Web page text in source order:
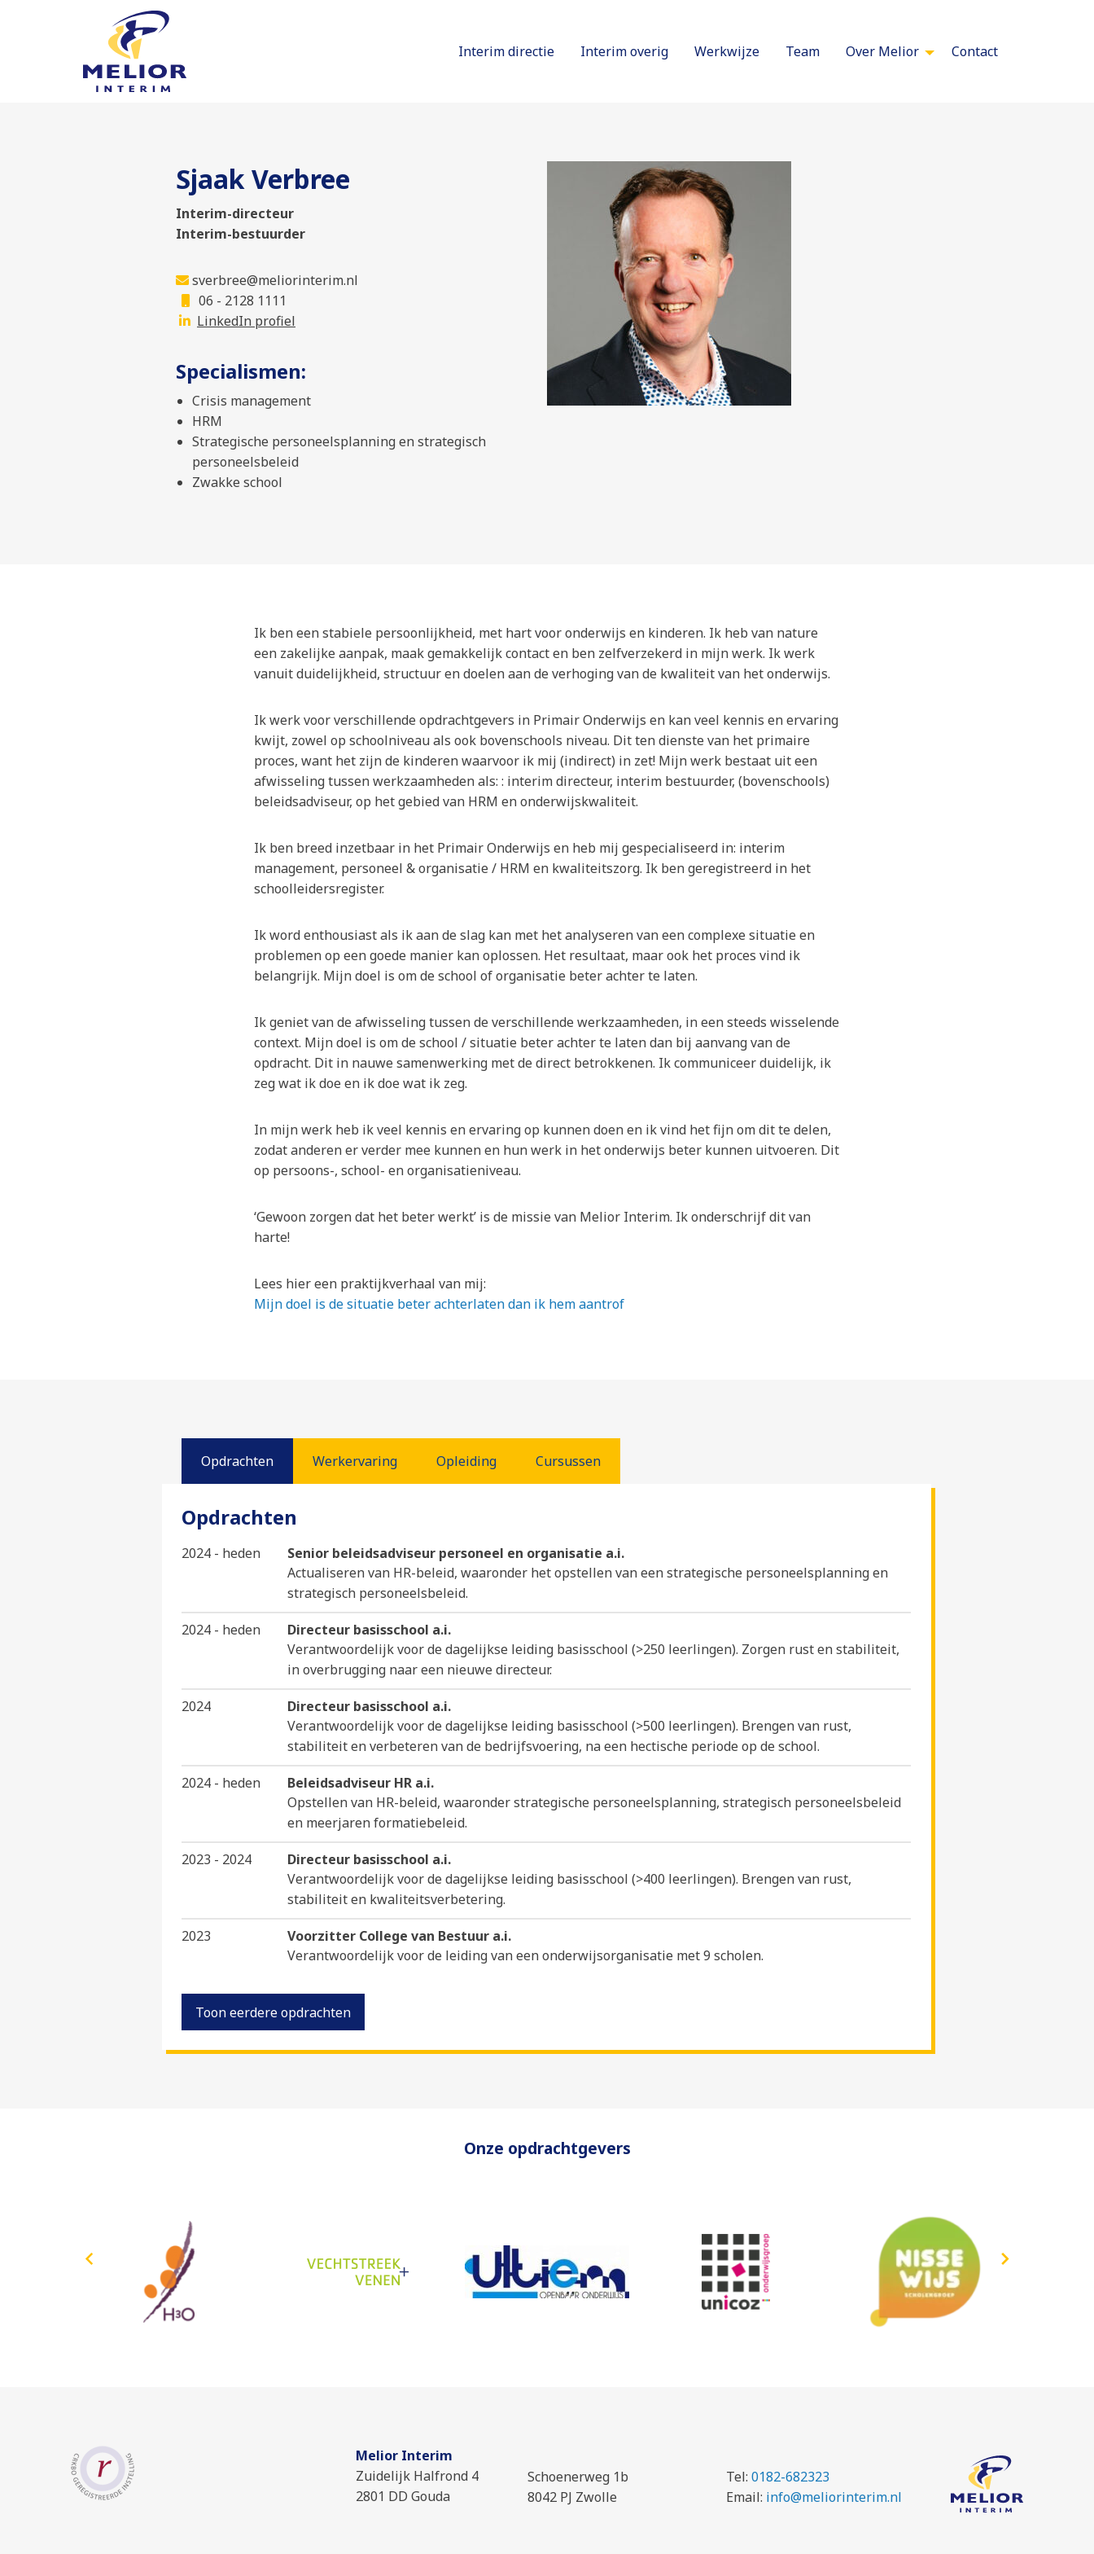
Interim directie Interim overig Werkwijze Team Over Melior Contact
Sjaak Verbree
Interim-directeur
Interim-bestuurder
sverbree@meliorinterim.nl
06 - 2128 1111
LinkedIn profiel
Specialismen:
Crisis management
HRM
Strategische personeelsplanning en strategisch
personeelsbeleid
Zwakke school
Ik ben een stabiele persoonlijkheid, met hart voor onderwijs en kinderen. Ik heb van nature
een zakelijke aanpak, maak gemakkelijk contact en ben zelfverzekerd in mijn werk. Ik werk
vanuit duidelijkheid, structuur en doelen aan de verhoging van de kwaliteit van het onderwijs.
Ik werk voor verschillende opdrachtgevers in Primair Onderwijs en kan veel kennis en ervaring
kwijt, zowel op schoolniveau als ook bovenschools niveau. Dit ten dienste van het primaire
proces, want het zijn de kinderen waarvoor ik mij (indirect) in zet! Mijn werk bestaat uit een
afwisseling tussen werkzaamheden als: : interim directeur, interim bestuurder, (bovenschools)
beleidsadviseur, op het gebied van HRM en onderwijskwaliteit.
Ik ben breed inzetbaar in het Primair Onderwijs en heb mij gespecialiseerd in: interim
management, personeel & organisatie / HRM en kwaliteitszorg. Ik ben geregistreerd in het
schoolleidersregister.
Ik word enthousiast als ik aan de slag kan met het analyseren van een complexe situatie en
problemen op een goede manier kan oplossen. Het resultaat, maar ook het proces vind ik
belangrijk. Mijn doel is om de school of organisatie beter achter te laten.
Ik geniet van de afwisseling tussen de verschillende werkzaamheden, in een steeds wisselende
context. Mijn doel is om de school / situatie beter achter te laten dan bij aanvang van de
opdracht. Dit in nauwe samenwerking met de direct betrokkenen. Ik communiceer duidelijk, ik
zeg wat ik doe en ik doe wat ik zeg.
In mijn werk heb ik veel kennis en ervaring op kunnen doen en ik vind het fijn om dit te delen,
zodat anderen er verder mee kunnen en hun werk in het onderwijs beter kunnen uitvoeren. Dit
op persoons-, school- en organisatieniveau.
‘Gewoon zorgen dat het beter werkt’ is de missie van Melior Interim. Ik onderschrijf dit van
harte!
Lees hier een praktijkverhaal van mij:
Mijn doel is de situatie beter achterlaten dan ik hem aantrof
Opdrachten Werkervaring Opleiding Cursussen
Opdrachten
2024 - heden
Senior beleidsadviseur personeel en organisatie a.i.
Actualiseren van HR-beleid, waaronder het opstellen van een strategische personeelsplanning en
strategisch personeelsbeleid.
2024 - heden
Directeur basisschool a.i.
Verantwoordelijk voor de dagelijkse leiding basisschool (>250 leerlingen). Zorgen rust en stabiliteit,
in overbrugging naar een nieuwe directeur.
2024
Directeur basisschool a.i.
Verantwoordelijk voor de dagelijkse leiding basisschool (>500 leerlingen). Brengen van rust,
stabiliteit en verbeteren van de bedrijfsvoering, na een hectische periode op de school.
2024 - heden
Beleidsadviseur HR a.i.
Opstellen van HR-beleid, waaronder strategische personeelsplanning, strategisch personeelsbeleid
en meerjaren formatiebeleid.
2023 - 2024
Directeur basisschool a.i.
Verantwoordelijk voor de dagelijkse leiding basisschool (>400 leerlingen). Brengen van rust,
stabiliteit en kwaliteitsverbetering.
2023
Voorzitter College van Bestuur a.i.
Verantwoordelijk voor de leiding van een onderwijsorganisatie met 9 scholen.
Toon eerdere opdrachten
Onze opdrachtgevers
Tel:0182-682323
Email: info@meliorinterim.nl
Schoenerweg 1b
8042 PJ Zwolle
Melior Interim
Zuidelijk Halfrond 4
2801 DD Gouda